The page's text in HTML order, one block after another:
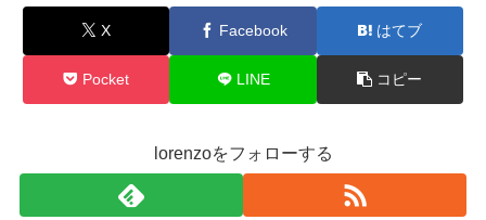
X Facebook はてブ
Pocket LINE コピー
lorenzoをフォローする